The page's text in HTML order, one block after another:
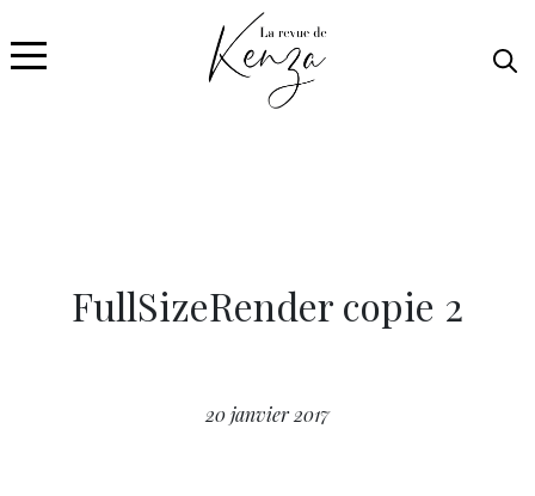
FullSizeRender copie 2
20 janvier 2017